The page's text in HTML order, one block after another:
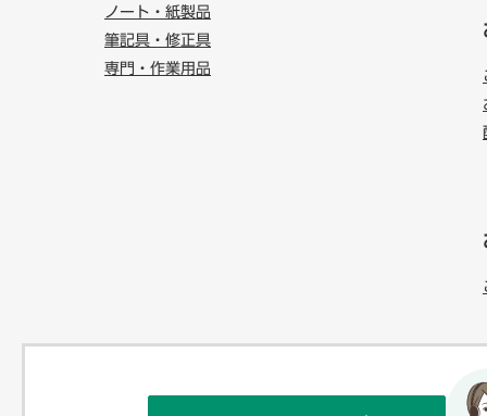
ノート・紙製品
筆記具・修正具
専門・作業用品